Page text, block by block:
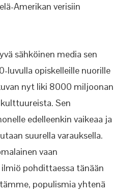
Amerikan verisiin
sähköinen media sen
luvulla opiskelleille nuorille
nyt liki 8000 miljoonan
Sen
edelleenkin vaikeaa ja
suurella varauksella.
vaan
pohdittaessa tänään
populismia yhtenä